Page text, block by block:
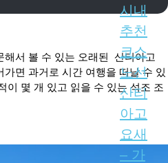
해서 볼 수 있는 오래된 산티아고
면 과거로 시간 여행을 떠날 수 있
이 몇 개 있고 읽을 수 있는 석조 조